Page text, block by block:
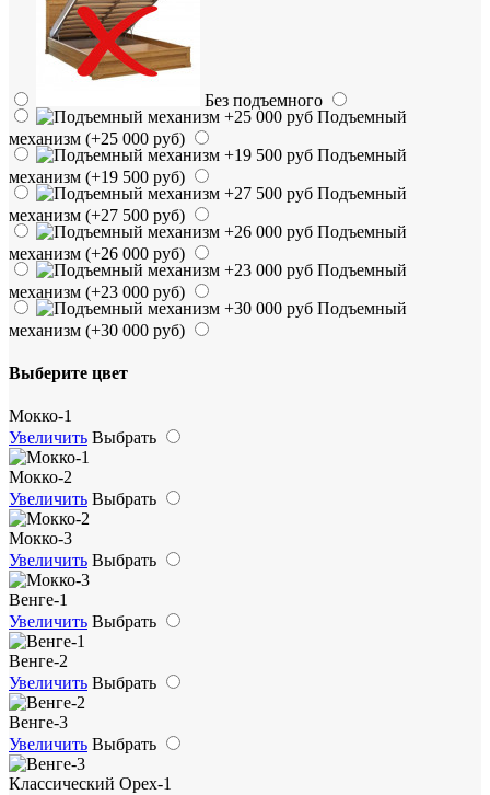
Без подъемного
Подъемный
механизм (+25 000 руб)
Подъемный
механизм (+19 500 руб)
Подъемный
механизм (+27 500 руб)
Подъемный
механизм (+26 000 руб)
Подъемный
механизм (+23 000 руб)
Подъемный
механизм (+30 000 руб)
Выберите цвет
Мокко-1
Увеличить Выбрать
Мокко-2
Увеличить Выбрать
Мокко-3
Увеличить Выбрать
Венге-1
Увеличить Выбрать
Венге-2
Увеличить Выбрать
Венге-3
Увеличить Выбрать
Классический Орех-1